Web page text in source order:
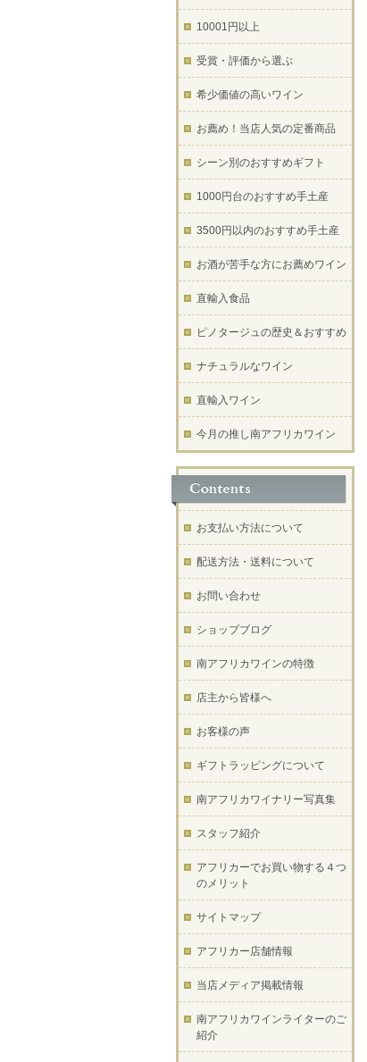
10001円以上
受賞・評価から選ぶ
希少価値の高いワイン
お薦め！当店人気の定番商品
シーン別のおすすめギフト
1000円台のおすすめ手土産
3500円以内のおすすめ手土産
お酒が苦手な方にお薦めワイン
直輸入食品
ピノタージュの歴史＆おすすめ
ナチュラルなワイン
直輸入ワイン
今月の推し南アフリカワイン
お支払い方法について
配送方法・送料について
お問い合わせ
ショップブログ
南アフリカワインの特徴
店主から皆様へ
お客様の声
ギフトラッピングについて
南アフリカワイナリー写真集
スタッフ紹介
アフリカーでお買い物する４つ
のメリット
サイトマップ
アフリカー店舗情報
当店メディア掲載情報
南アフリカワインライターのご
紹介